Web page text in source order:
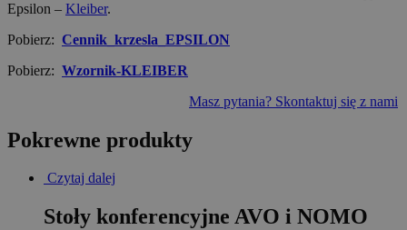
Epsilon – Kleiber.
Pobierz: Cennik_krzesla_EPSILON
Pobierz: Wzornik-KLEIBER
Masz pytania? Skontaktuj się z nami
Pokrewne produkty
Czytaj dalej
Stoły konferencyjne AVO i NOMO